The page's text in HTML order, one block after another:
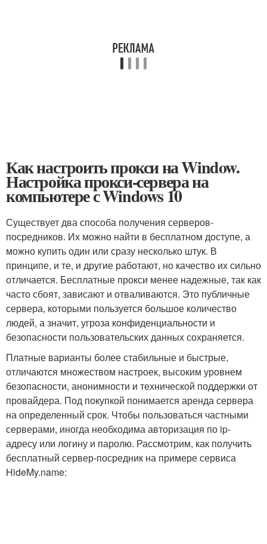
Как настроить прокси на Window.
Настройка прокси-сервера на
компьютере с Windows 10
Существует два способа получения серверов-
посредников. Их можно найти в бесплатном доступе, а
можно купить один или сразу несколько штук. В
принципе, и те, и другие работают, но качество их сильно
отличается. Бесплатные прокси менее надежные, так как
часто сбоят, зависают и отваливаются. Это публичные
сервера, которыми пользуется большое количество
людей, а значит, угроза конфиденциальности и
безопасности пользовательских данных сохраняется.
Платные варианты более стабильные и быстрые,
отличаются множеством настроек, высоким уровнем
безопасности, анонимности и технической поддержки от
провайдера. Под покупкой понимается аренда сервера
на определенный срок. Чтобы пользоваться частными
серверами, иногда необходима авторизация по ip-
адресу или логину и паролю. Рассмотрим, как получить
бесплатный сервер-посредник на примере сервиса
HideMy.name: